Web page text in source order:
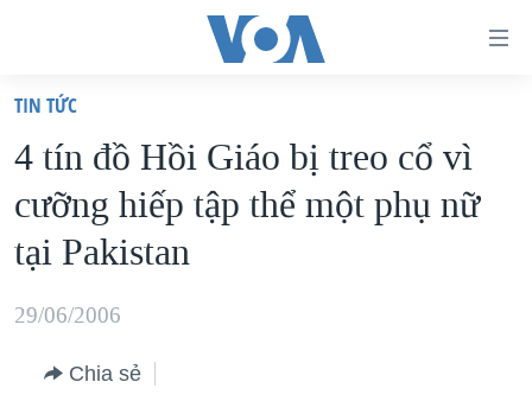
truy
cập
Tới
nội
dung
chính
VIỆT NAM
HOA KỲ
BIỂN ĐÔNG
THẾ GIỚI
DIỄN ĐÀN
TIN TỨC
4 tín đồ Hồi Giáo bị treo cổ vì
cưỡng hiếp tập thể một phụ nữ
tại Pakistan
29/06/2006
Chia sẻ